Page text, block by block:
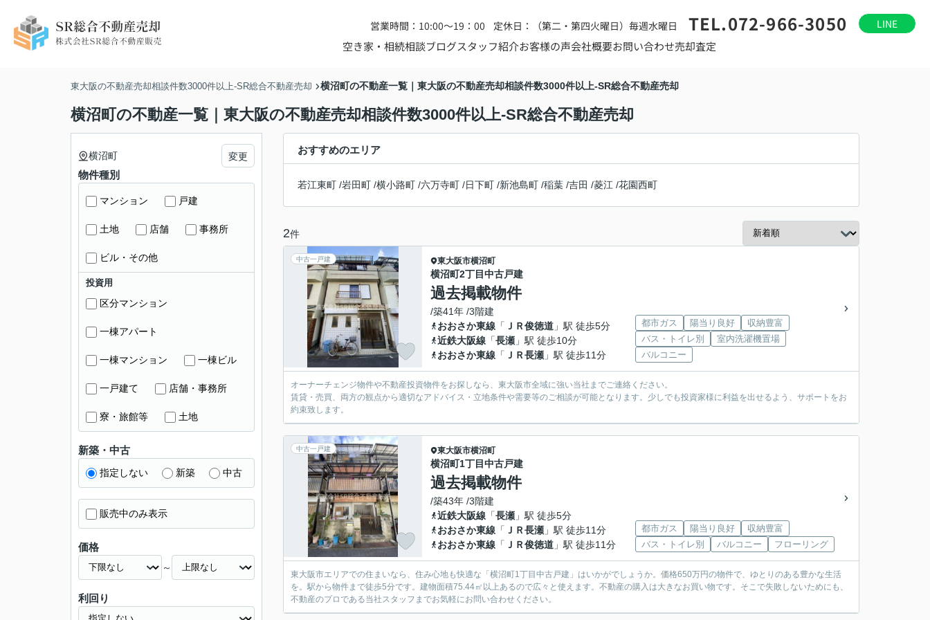
営業時間：10:00～19：00 定休日：（第二・第四火曜日）毎週水曜日 TEL.072-966-3050 LINE
空き家・相続相談ブログスタッフ紹介お客様の声会社概要お問い合わせ売却査定
東大阪の不動産売却相談件数3000件以上-SR総合不動産売却 横沼町の不動産一覧｜東大阪の不動産売却相談件数3000件以上-SR総合不動産売却
横沼町の不動産一覧｜東大阪の不動産売却相談件数3000件以上-SR総合不動産売却
おすすめのエリア
若江東町 /岩田町 /横小路町 /六万寺町 /日下町 /新池島町 /稲葉 /吉田 /菱江 /花園西町
2件
中古一戸建 東大阪市横沼町
横沼町2丁目中古戸建
過去掲載物件
/築41年 /3階建
おおさか東線 「 ＪＲ俊徳道 」駅 徒歩5分
近鉄大阪線 「長瀬 」駅 徒歩10分
おおさか東線 「 ＪＲ長瀬 」駅 徒歩11分
都市ガス 陽当り良好
収納豊富
バス・トイレ別
室内洗濯機置場
バルコニー
オーナーチェンジ物件や不動産投資物件をお探しなら、東大阪市全域に強い当社までご連絡ください。
賃貸・売買、両方の観点から適切なアドバイス・立地条件や需要等のご相談が可能となります。少しでも投資家様に利益を出せるよう、サポートをお
約束致します。
中古一戸建 東大阪市横沼町
横沼町1丁目中古戸建
過去掲載物件
/築43年 /3階建
近鉄大阪線 「長瀬 」駅 徒歩5分
おおさか東線 「 ＪＲ長瀬 」駅 徒歩11分
おおさか東線 「 ＪＲ俊徳道 」駅 徒歩11分
都市ガス 陽当り良好
収納豊富
バス・トイレ別
バルコニー フローリング
東大阪市エリアでの住まいなら、住み心地も快適な「横沼町1丁目中古戸建」はいかがでしょうか。価格650万円の物件で、ゆとりのある豊かな生活
を。駅から物件まで徒歩5分です。建物面積75.44㎡以上あるので広々と使えます。不動産の購入は大きなお買い物です。そこで失敗しないためにも、
不動産のプロである当社スタッフまでお気軽にお問い合わせください。
横沼町 変更
物件種別
マンション 戸建
土地 店舗 事務所
ビル・その他
投資用
区分マンション
一棟アパート
一棟マンション 一棟ビル
一戸建て 店舗・事務所
寮・旅館等 土地
新築・中古
指定しない 新築 中古
販売中のみ表示
価格
～
利回り